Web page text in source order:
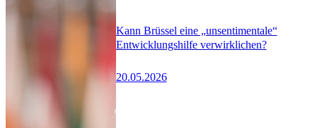
Kann Brüssel eine „unsentimentale“
Entwicklungshilfe verwirklichen?
20.05.2026